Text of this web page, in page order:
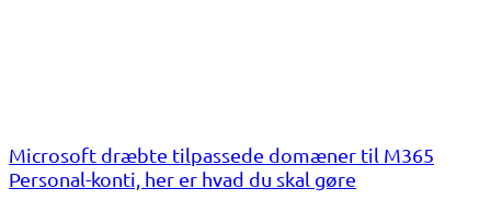
Microsoft dræbte tilpassede domæner til M365
Personal-konti, her er hvad du skal gøre